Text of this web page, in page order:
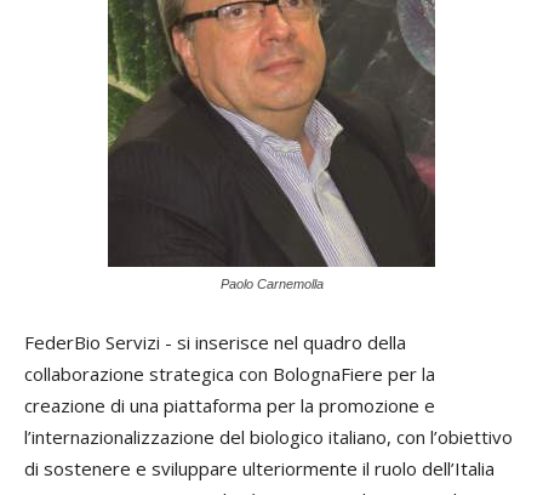
Paolo Carnemolla
FederBio Servizi - si inserisce nel quadro della
collaborazione strategica con BolognaFiere per la
creazione di una piattaforma per la promozione e
l’internazionalizzazione del biologico italiano, con l’obiettivo
di sostenere e sviluppare ulteriormente il ruolo dell’Italia